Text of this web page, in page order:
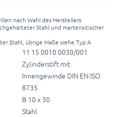
nach Wahl des Herstellers
Stahl und martensitischer
Stahl, übrige Maße siehe Typ A
11 15 0010 0030/001
Zylinderstift mit
Innengewinde DIN EN ISO
8735
B 10 x 30
Stahl